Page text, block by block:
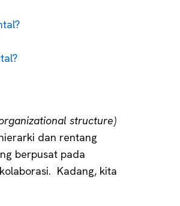
structure)
dan rentang
berpusat pada
Kadang, kita